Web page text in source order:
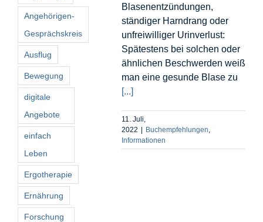
Blasenentzündungen,
ständiger Harndrang oder
unfreiwilliger Urinverlust:
Spätestens bei solchen oder
ähnlichen Beschwerden weiß
man eine gesunde Blase zu
[...]
11. Juli,
2022
Buchempfehlungen,
Informationen
Angehörigen-
Gesprächskreis
Ausflug
Bewegung
digitale
Angebote
einfach
Leben
Ergotherapie
Ernährung
Forschung